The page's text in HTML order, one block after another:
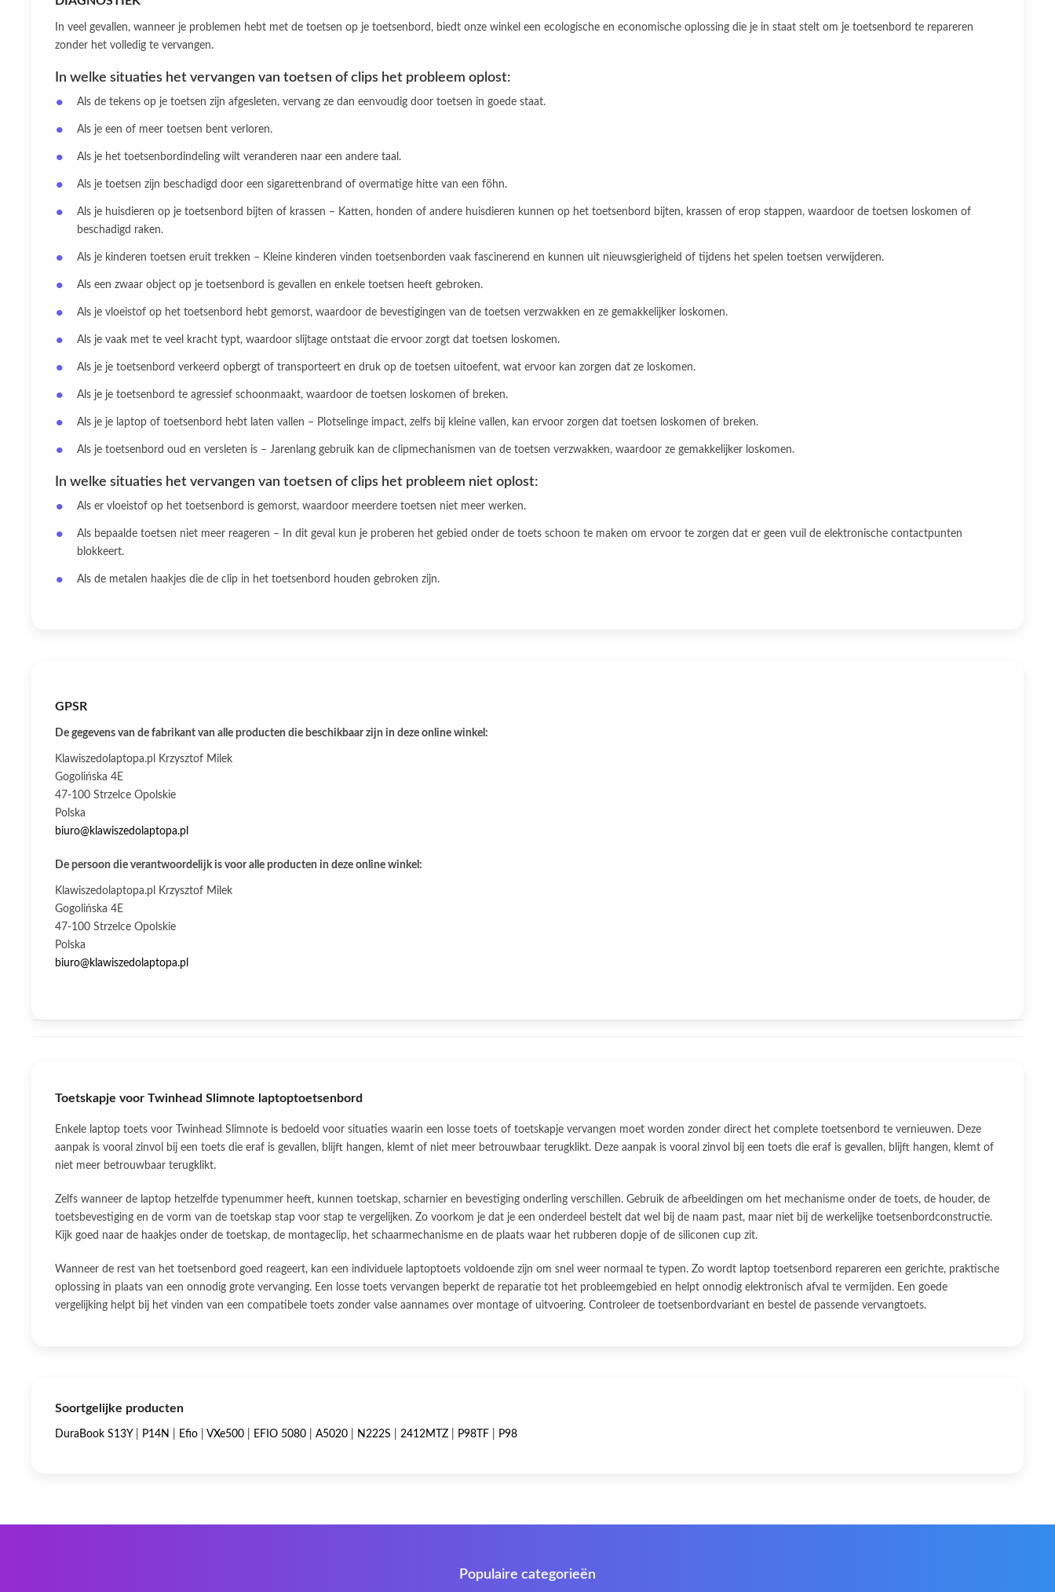
In veel gevallen, wanneer je problemen hebt met de toetsen op je toetsenbord, biedt onze winkel een ecologische en economische oplossing die je in staat stelt om je toetsenbord te repareren
zonder het volledig te vervangen.
In welke situaties het vervangen van toetsen of clips het probleem oplost:
Als de tekens op je toetsen zijn afgesleten, vervang ze dan eenvoudig door toetsen in goede staat.
Als je een of meer toetsen bent verloren.
Als je het toetsenbordindeling wilt veranderen naar een andere taal.
Als je toetsen zijn beschadigd door een sigarettenbrand of overmatige hitte van een föhn.
Als je huisdieren op je toetsenbord bijten of krassen – Katten, honden of andere huisdieren kunnen op het toetsenbord bijten, krassen of erop stappen, waardoor de toetsen loskomen of
beschadigd raken.
Als je kinderen toetsen eruit trekken – Kleine kinderen vinden toetsenborden vaak fascinerend en kunnen uit nieuwsgierigheid of tijdens het spelen toetsen verwijderen.
Als een zwaar object op je toetsenbord is gevallen en enkele toetsen heeft gebroken.
Als je vloeistof op het toetsenbord hebt gemorst, waardoor de bevestigingen van de toetsen verzwakken en ze gemakkelijker loskomen.
Als je vaak met te veel kracht typt, waardoor slijtage ontstaat die ervoor zorgt dat toetsen loskomen.
Als je je toetsenbord verkeerd opbergt of transporteert en druk op de toetsen uitoefent, wat ervoor kan zorgen dat ze loskomen.
Als je je toetsenbord te agressief schoonmaakt, waardoor de toetsen loskomen of breken.
Als je je laptop of toetsenbord hebt laten vallen – Plotselinge impact, zelfs bij kleine vallen, kan ervoor zorgen dat toetsen loskomen of breken.
Als je toetsenbord oud en versleten is – Jarenlang gebruik kan de clipmechanismen van de toetsen verzwakken, waardoor ze gemakkelijker loskomen.
In welke situaties het vervangen van toetsen of clips het probleem niet oplost:
Als er vloeistof op het toetsenbord is gemorst, waardoor meerdere toetsen niet meer werken.
Als bepaalde toetsen niet meer reageren – In dit geval kun je proberen het gebied onder de toets schoon te maken om ervoor te zorgen dat er geen vuil de elektronische contactpunten
blokkeert.
Als de metalen haakjes die de clip in het toetsenbord houden gebroken zijn.
GPSR
De gegevens van de fabrikant van alle producten die beschikbaar zijn in deze online winkel:
Klawiszedolaptopa.pl Krzysztof Milek
Gogolińska 4E
47-100 Strzelce Opolskie
Polska
biuro@klawiszedolaptopa.pl
De persoon die verantwoordelijk is voor alle producten in deze online winkel:
Klawiszedolaptopa.pl Krzysztof Milek
Gogolińska 4E
47-100 Strzelce Opolskie
Polska
biuro@klawiszedolaptopa.pl
Toetskapje voor Twinhead Slimnote laptoptoetsenbord
Enkele laptop toets voor Twinhead Slimnote is bedoeld voor situaties waarin een losse toets of toetskapje vervangen moet worden zonder direct het complete toetsenbord te vernieuwen. Deze
aanpak is vooral zinvol bij een toets die eraf is gevallen, blijft hangen, klemt of niet meer betrouwbaar terugklikt. Deze aanpak is vooral zinvol bij een toets die eraf is gevallen, blijft hangen, klemt of
niet meer betrouwbaar terugklikt.
Zelfs wanneer de laptop hetzelfde typenummer heeft, kunnen toetskap, scharnier en bevestiging onderling verschillen. Gebruik de afbeeldingen om het mechanisme onder de toets, de houder, de
toetsbevestiging en de vorm van de toetskap stap voor stap te vergelijken. Zo voorkom je dat je een onderdeel bestelt dat wel bij de naam past, maar niet bij de werkelijke toetsenbordconstructie.
Kijk goed naar de haakjes onder de toetskap, de montageclip, het schaarmechanisme en de plaats waar het rubberen dopje of de siliconen cup zit.
Wanneer de rest van het toetsenbord goed reageert, kan een individuele laptoptoets voldoende zijn om snel weer normaal te typen. Zo wordt laptop toetsenbord repareren een gerichte, praktische
oplossing in plaats van een onnodig grote vervanging. Een losse toets vervangen beperkt de reparatie tot het probleemgebied en helpt onnodig elektronisch afval te vermijden. Een goede
vergelijking helpt bij het vinden van een compatibele toets zonder valse aannames over montage of uitvoering. Controleer de toetsenbordvariant en bestel de passende vervangtoets.
Soortgelijke producten
DuraBook S13Y P14N Efio |VXe500 EFIO 5080 |A5020 N222S 2412MTZ P98TF P98
Populaire categorieën